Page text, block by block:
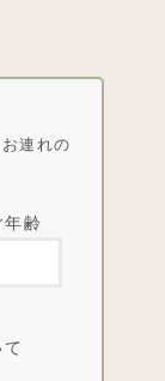
連れの
齢